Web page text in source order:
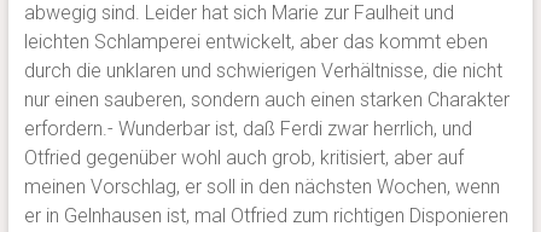
abwegig sind. Leider hat sich Marie zur Faulheit und
leichten Schlamperei entwickelt, aber das kommt eben
durch die unklaren und schwierigen Verhältnisse, die nicht
nur einen sauberen, sondern auch einen starken Charakter
erfordern.- Wunderbar ist, daß Ferdi zwar herrlich, und
Otfried gegenüber wohl auch grob, kritisiert, aber auf
meinen Vorschlag, er soll in den nächsten Wochen, wenn
er in Gelnhausen ist, mal Otfried zum richtigen Disponieren